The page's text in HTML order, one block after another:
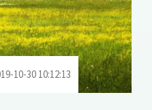
10-30 10:12:13